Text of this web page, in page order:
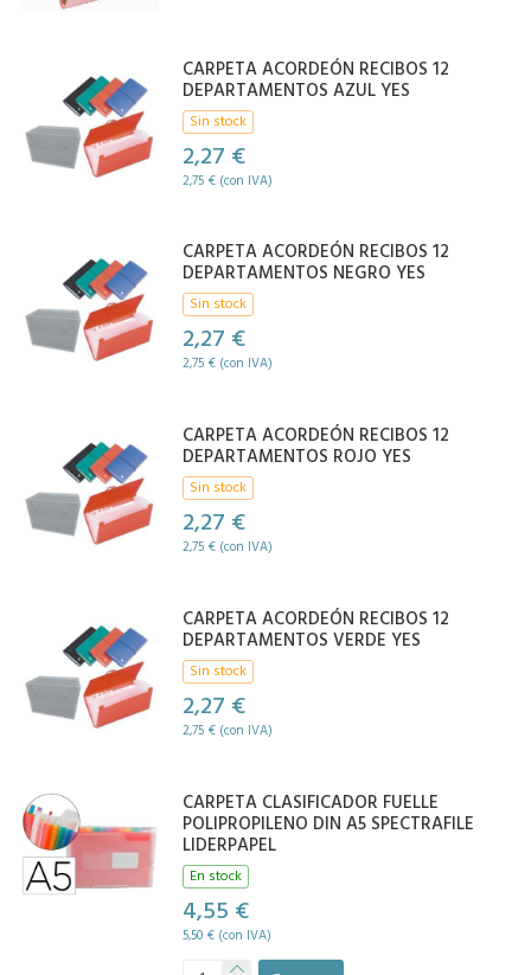
CARPETA ACORDEÓN RECIBOS 12
DEPARTAMENTOS AZUL YES
Sin stock
2,27 €
2,75 € (con IVA)
CARPETA ACORDEÓN RECIBOS 12
DEPARTAMENTOS NEGRO YES
Sin stock
2,27 €
2,75 € (con IVA)
CARPETA ACORDEÓN RECIBOS 12
DEPARTAMENTOS ROJO YES
Sin stock
2,27 €
2,75 € (con IVA)
CARPETA ACORDEÓN RECIBOS 12
DEPARTAMENTOS VERDE YES
Sin stock
2,27 €
2,75 € (con IVA)
CARPETA CLASIFICADOR FUELLE
POLIPROPILENO DIN A5 SPECTRAFILE
LIDERPAPEL
En stock
4,55 €
5,50 € (con IVA)